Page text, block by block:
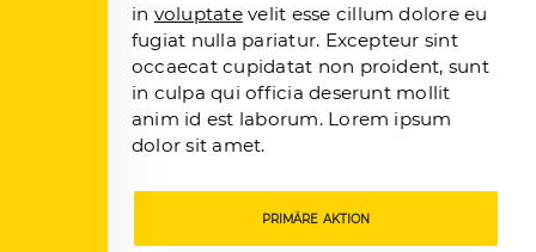
in voluptatevelit esse cillum dolore eu
fugiat nulla pariatur. Excepteur sint
occaecat cupidatat non proident, sunt
in culpa qui officia deserunt mollit
anim id est laborum. Lorem ipsum
dolor sit amet.
PRIMÄRE AKTION